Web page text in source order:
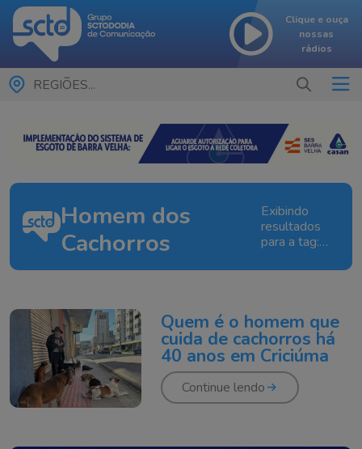
Clique e ouça
nossas
rádios
REGIÕES...
Homem dos
Cachorros
Exibindo
resultados
para a tag:
Cachorros
Quem é o homem que
cuida de cachorros há
40 anos em Criciúma
Continue lendo